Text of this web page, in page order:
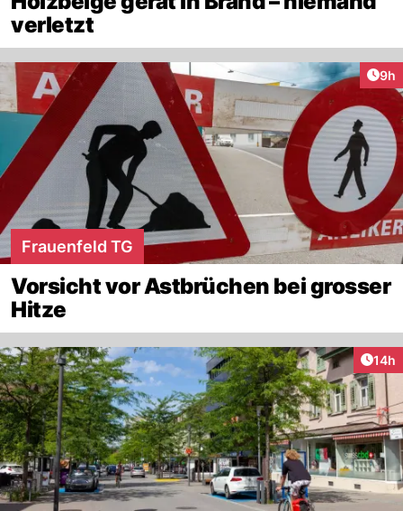
verletzt
9h
Frauenfeld TG
Vorsicht vor Astbrüchen bei grosser
Hitze
14h